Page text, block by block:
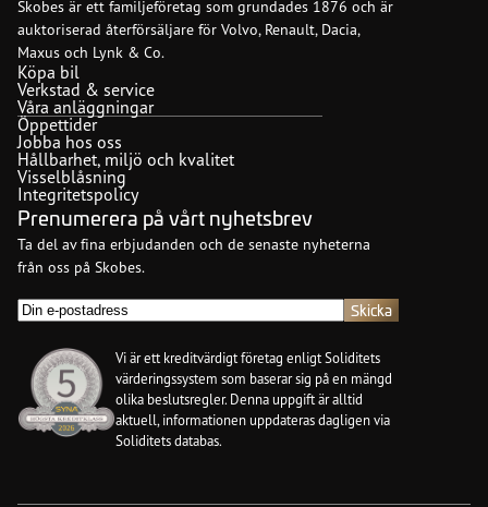
Skobes är ett familjeföretag som grundades 1876 och är
auktoriserad återförsäljare för Volvo, Renault, Dacia,
Maxus och Lynk & Co.
Köpa bil
Verkstad & service
Våra anläggningar
Öppettider
Jobba hos oss
Hållbarhet, miljö och kvalitet
Visselblåsning
Integritetspolicy
Prenumerera på vårt nyhetsbrev
Ta del av fina erbjudanden och de senaste nyheterna
från oss på Skobes.
E-
Vi är ett kreditvärdigt företag enligt Soliditets
värderingssystem som baserar sig på en mängd
olika beslutsregler. Denna uppgift är alltid
aktuell, informationen uppdateras dagligen via
Soliditets databas.